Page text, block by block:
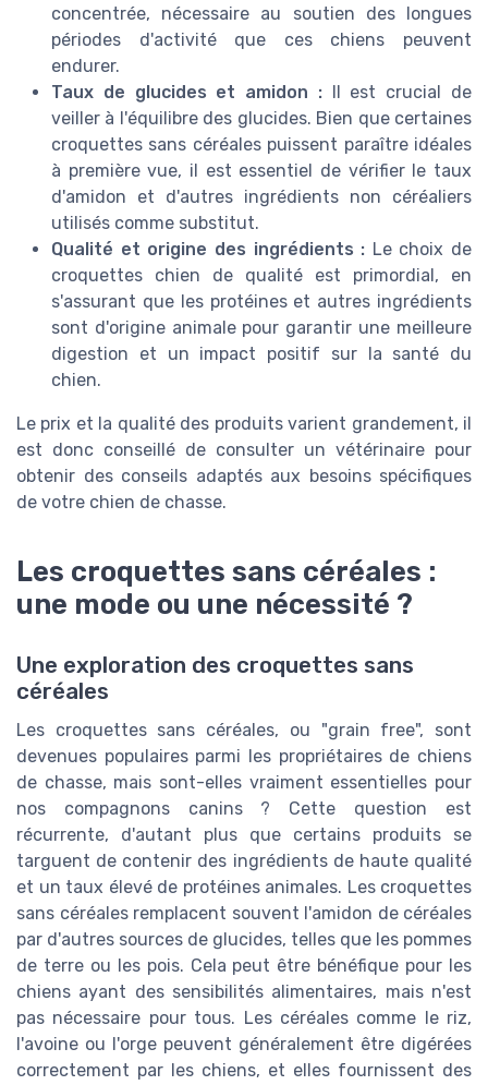
concentrée, nécessaire au soutien des longues
périodes d'activité que ces chiens peuvent
endurer.
Taux de glucides et amidon :Il est crucial de
veiller à l'équilibre des glucides. Bien que certaines
croquettes sans céréales puissent paraître idéales
à première vue, il est essentiel de vérifier le taux
d'amidon et d'autres ingrédients non céréaliers
utilisés comme substitut.
Qualité et origine des ingrédients : Le choix de
croquettes chien de qualité est primordial, en
s'assurant que les protéines et autres ingrédients
sont d'origine animale pour garantir une meilleure
digestion et un impact positif sur la santé du
chien.
Le prix et la qualité des produits varient grandement, il
est donc conseillé de consulter un vétérinaire pour
obtenir des conseils adaptés aux besoins spécifiques
de votre chien de chasse.
Les croquettes sans céréales :
une mode ou une nécessité ?
Une exploration des croquettes sans
céréales
Les croquettes sans céréales, ou "grain free", sont
devenues populaires parmi les propriétaires de chiens
de chasse, mais sont-elles vraiment essentielles pour
nos compagnons canins ? Cette question est
récurrente, d'autant plus que certains produits se
targuent de contenir des ingrédients de haute qualité
et un taux élevé de protéines animales. Les croquettes
sans céréales remplacent souvent l'amidon de céréales
par d'autres sources de glucides, telles que les pommes
de terre ou les pois. Cela peut être bénéfique pour les
chiens ayant des sensibilités alimentaires, mais n'est
pas nécessaire pour tous. Les céréales comme le riz,
l'avoine ou l'orge peuvent généralement être digérées
correctement par les chiens, et elles fournissent des